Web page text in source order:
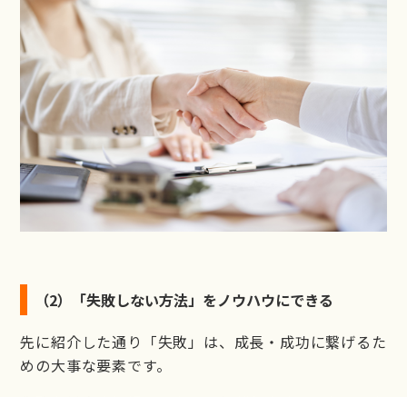
（2）「失敗しない方法」をノウハウにできる
先に紹介した通り「失敗」は、成長・成功に繋げるた
めの大事な要素です。